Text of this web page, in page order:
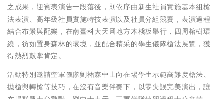
之成果，迎賓表演告一段落後，則依序由新生社員實施基本組槍
法表演、高年級社員實施特技表演以及社員分組競賽，表演過程
結合布景與配樂，在南臺科大天圓地方木棧板舉行，四周榕樹環
繞，彷如置身森林的環境，並配合精采的學生儀隊槍法展覽，獲
得熱烈鼓掌肯定。
活動特別邀請空軍儀隊劉祐森中士向在場學生示範高難度槍法、
拋槍與轉槍等技巧，在沒有音樂伴奏下，以零失誤完美演出，讓